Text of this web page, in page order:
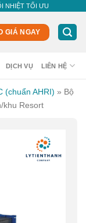
NHIỆT TỐI ƯU
GIÁ NGAY
DỊCH VỤ LIÊN HỆ
(chuẩn AHRI) » Bộ
khu Resort